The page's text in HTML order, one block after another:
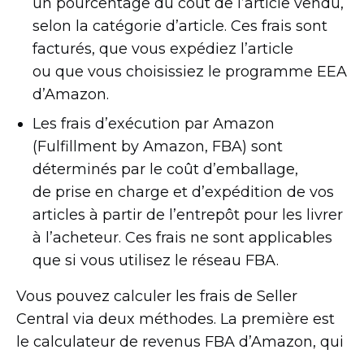
selon la catégorie d’article. Ces frais sont
facturés, que vous expédiez l’article
ou que vous choisissiez le programme EEA
d’Amazon.
Les frais d’exécution par Amazon
(Fulfillment by Amazon, FBA) sont
déterminés par le coût d’emballage,
de prise en charge et d’expédition de vos
articles à partir de l’entrepôt pour les livrer
à l’acheteur. Ces frais ne sont applicables
que si vous utilisez le réseau FBA.
Vous pouvez calculer les frais de Seller
Central via deux méthodes. La première est
le calculateur de revenus FBA d’Amazon, qui